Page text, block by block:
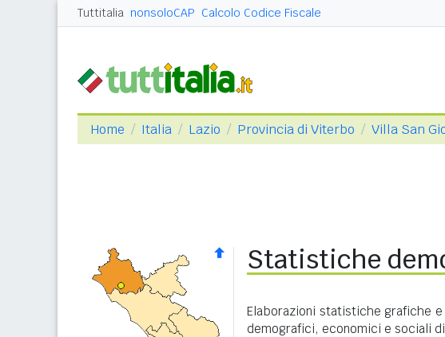
Tuttitalia nonsoloCAP Calcolo Codice Fiscale
Home Italia Lazio Provincia di Viterbo Villa San
Statistiche
Elaborazioni statistiche grafiche
demografici, economici e sociali di